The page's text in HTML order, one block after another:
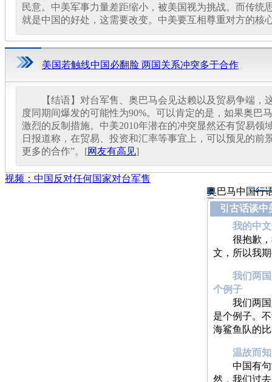
民意。中美军事力量差距缩小，被美国视为挑战。而传统
就是中国的好处，这需要改变。中美要互相尊重对方的核
美国若触线中国必翻脸 两国关系冲突多于合作
【结语】对台军售、奥巴马会见达赖以及贸易争端，
度同期间爆发的可能性为90%。可以肯定的是，如果奥巴
激烈的反制措施。中美2010年潜在的冲突显然还有贸易领
日报道称，在贸易、投资和汇率等事宜上，可以预见的前
更多的合作”。[网友有高见]
视频：中国反对任何国家对台军售
奥巴马中国行
引古话谈中
我的中文
很抱歉，
文，所以我
我们两
个例子
我们两国
是个例子。
海鲨鱼队的
温故而
中国有句
然，我们过